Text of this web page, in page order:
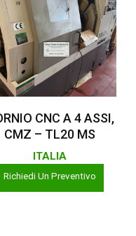
Leggi Tutto
CNC A 4 ASSI,
CMZ – TL20 MS
ITALIA
Richiedi Un Preventivo